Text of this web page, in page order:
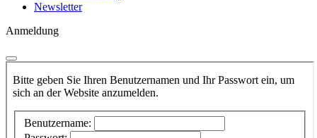
Newsletter
Anmeldung